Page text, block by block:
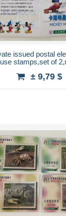
issued postal
stamps,set of
± 9,79 $